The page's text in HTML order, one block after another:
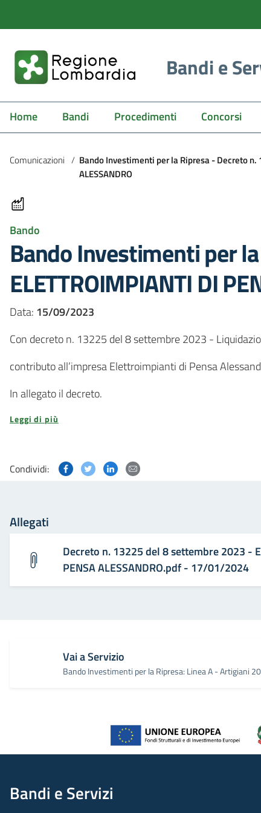
Bandi e
Home Bandi Procedimenti Concorsi
Comunicazioni / Bando Investimenti per la Ripresa - Decreto n.
ALESSANDRO
Bando
Bando Investimenti per
ELETTROIMPIANTI DI
Data: 15/09/2023
Con decreto n. 13225 del 8 settembre 2023 -
contributo all’impresa Elettroimpianti di Pensa
In allegato il decreto.
Leggi di più
Condividi: Condividi questa pagina su Facebook
Condividi questa pagina su Twitter
Condividi questa pagina su
Allegati
Decreto n. 13225 del 8 settembre 2023 -
PENSA ALESSANDRO.pdf - 17/01/2024
Vai a Servizio
Bando Investimenti per la Ripresa: Linea A - Artigiani
Bandi e Servizi